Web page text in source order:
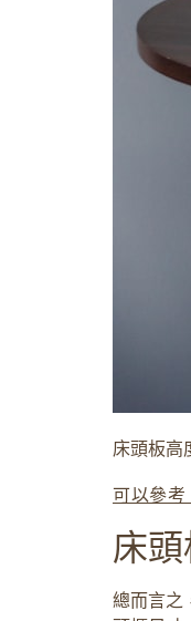
床頭板
可以參
床
總而言之